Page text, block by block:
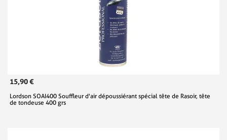
15,90 €
Lordson SOAI400 Souffleur d'air dépoussiérant spécial tête de Rasoir, tête
de tondeuse 400 grs